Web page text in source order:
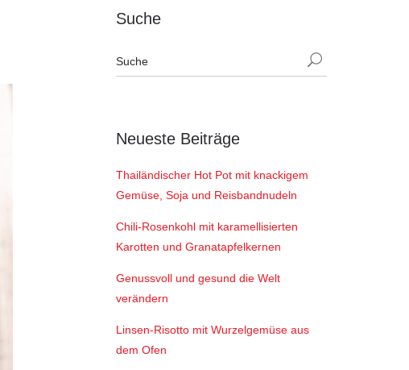
Suche
Neueste Beiträge
Thailändischer Hot Pot mit knackigem
Gemüse, Soja und Reisbandnudeln
Chili-Rosenkohl mit karamellisierten
Karotten und Granatapfelkernen
Genussvoll und gesund die Welt
verändern
Linsen-Risotto mit Wurzelgemüse aus
dem Ofen